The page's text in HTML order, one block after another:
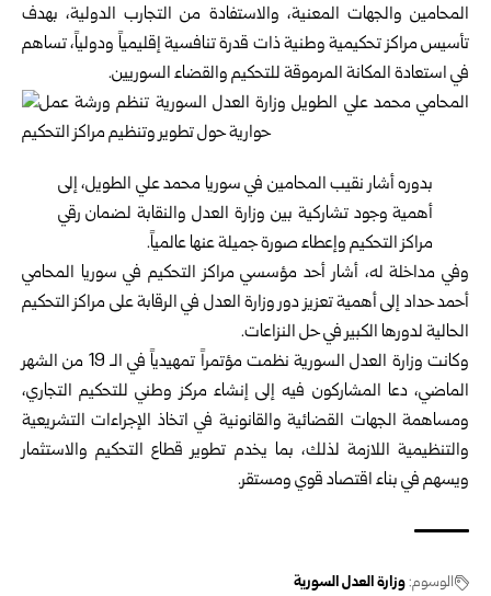
المحامين والجهات المعنية، والاستفادة من التجارب الدولية، بهدف
تأسيس مراكز تحكيمية وطنية ذات قدرة تنافسية إقليمياً ودولياً، تساهم
في استعادة المكانة المرموقة للتحكيم والقضاء السوريين.
بدوره أشار نقيب المحامين في سوريا محمد علي الطويل، إلى
أهمية وجود تشاركية بين وزارة العدل والنقابة لضمان رقي
مراكز التحكيم وإعطاء صورة جميلة عنها عالمياً.
وفي مداخلة له، أشار أحد مؤسسي مراكز التحكيم في سوريا المحامي
أحمد حداد إلى أهمية تعزيز دور وزارة العدل في الرقابة على مراكز التحكيم
الحالية لدورها الكبير في حل النزاعات.
وكانت وزارة العدل السورية نظمت مؤتمراً تمهيدياً في الـ 19 من الشهر
الماضي، دعا المشاركون فيه إلى إنشاء مركز وطني للتحكيم التجاري،
ومساهمة الجهات القضائية والقانونية في اتخاذ الإجراءات التشريعية
والتنظيمية اللازمة لذلك، بما يخدم تطوير قطاع التحكيم والاستثمار
ويسهم في بناء اقتصاد قوي ومستقر.
الوسوم:وزارة العدل السورية